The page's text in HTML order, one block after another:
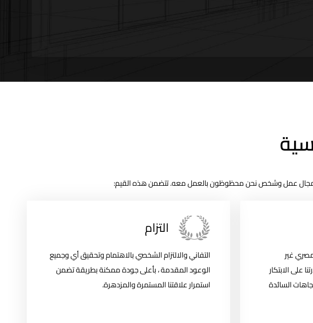
كل مجال عمل وشخص نحن محظوظون بالعمل معه. تتضمن هذه القيم:
غير
على الابتكار
السائدة
التزام
التفاني والالتزام الشخصي بالاهتمام وتحقيق أي وجميع
الوعود المقدمة ، بأعلى جودة ممكنة بطريقة تضمن
استمرار علاقتنا المستمرة والمزدهرة.